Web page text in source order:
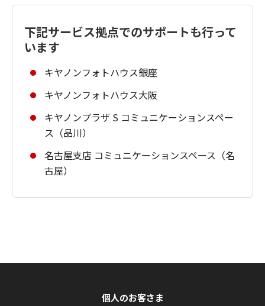
下記サービス拠点でのサポートも行って
います
キヤノンフォトハウス銀座
キヤノンフォトハウス大阪
キヤノンプラザ S コミュニケーションスペー
ス（品川）
名古屋支店 コミュニケーションスペース（名
古屋）
個人のお客さま